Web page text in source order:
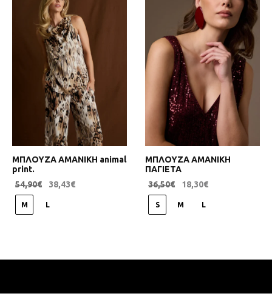
ΜΠΛΟΥΖΑ ΑΜΑΝΙΚΗ animal
print.
54,90€ 38,43€
M L
ΜΠΛΟΥΖΑ ΑΜΑΝΙΚΗ
ΠΑΓΙΕΤΑ
36,50€ 18,30€
S M L